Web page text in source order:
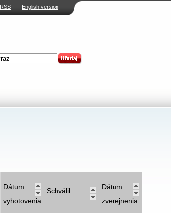
RSS English version
Dátum
vyhotovenia
Schválil
Dátum
zverejnenia